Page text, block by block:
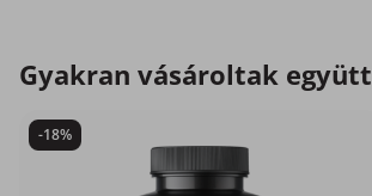
Gyakran vásároltak együtt
-18%